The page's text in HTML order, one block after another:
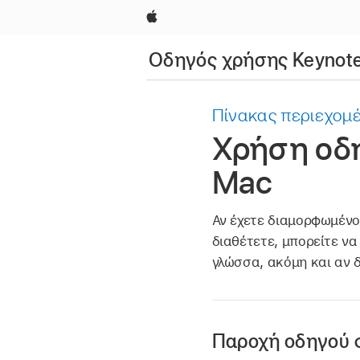
Apple
Οδηγός χρήσης
Πίνακας
Χρήση
Mac
Αν έχετε
διαθέτετε, μπορείτε
γλώσσα, ακόμη και αν
Παροχή οδηγού